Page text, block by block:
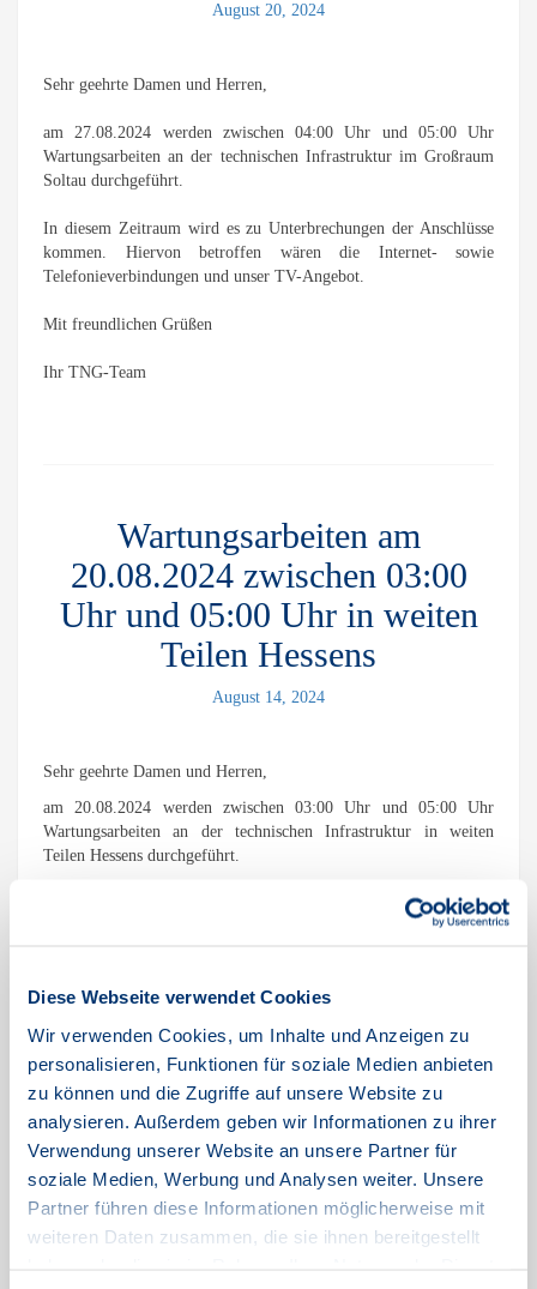
Diese Webseite verwendet Cookies
Wir verwenden Cookies, um Inhalte und Anzeigen zu
personalisieren, Funktionen für soziale Medien anbieten
zu können und die Zugriffe auf unsere Website zu
analysieren. Außerdem geben wir Informationen zu ihrer
Verwendung unserer Website an unsere Partner für
soziale Medien, Werbung und Analysen weiter. Unsere
Partner führen diese Informationen möglicherweise mit
weiteren Daten zusammen, die sie ihnen bereitgestellt
August 20, 2024
Sehr geehrte Damen und Herren,
am 27.08.2024 werden zwischen 04:00 Uhr und 05:00 Uhr
Wartungsarbeiten an der technischen Infrastruktur im Großraum
Soltau durchgeführt.
In diesem Zeitraum wird es zu Unterbrechungen der Anschlüsse
kommen. Hiervon betroffen wären die Internet- sowie
Telefonieverbindungen und unser TV-Angebot.
Mit freundlichen Grüßen
Ihr TNG-Team
Wartungsarbeiten am
20.08.2024 zwischen 03:00
Uhr und 05:00 Uhr in weiten
Teilen Hessens
August 14, 2024
Sehr geehrte Damen und Herren,
am 20.08.2024 werden zwischen 03:00 Uhr und 05:00 Uhr
Wartungsarbeiten an der technischen Infrastruktur in weiten
Teilen Hessens durchgeführt.
kommen. Hiervon betroffen wären die Internet- sowie
Behoben: AKTUELLE
EINSCHRÄNKUNGEN IN
HESSEN